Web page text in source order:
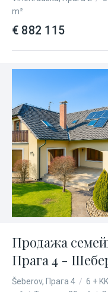
m²
€ 882 115
Продажа
Прага 4 -
Šeberov, Прага 4 / 6 + KK